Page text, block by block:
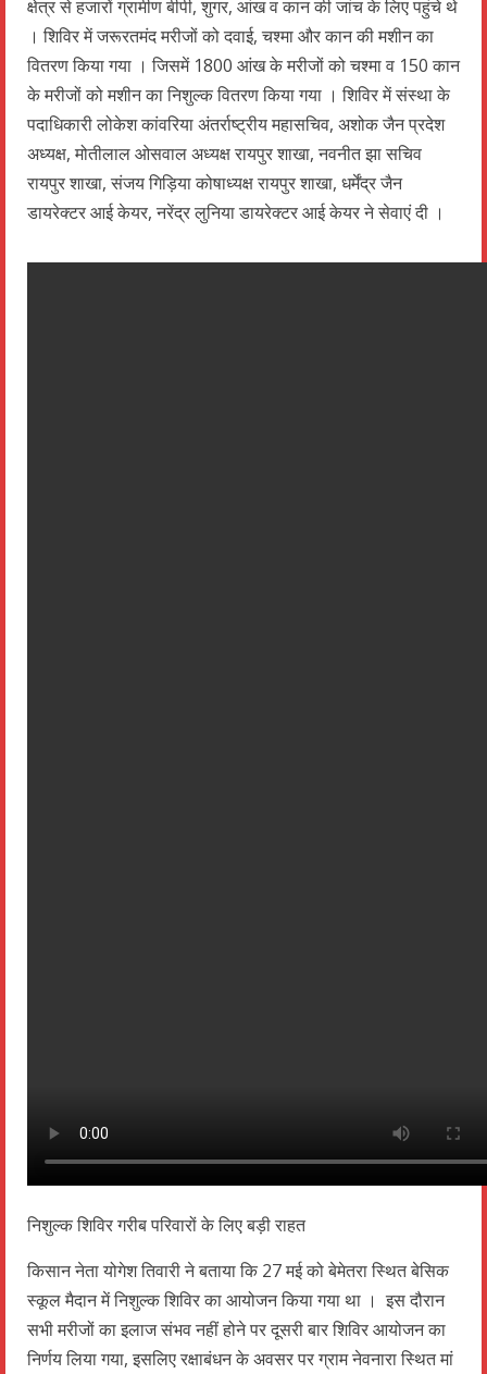
क्षेत्र से हजारों ग्रामीण बीपी, शुगर, आंख व कान की जांच के लिए पहुंचे थे
। शिविर में जरूरतमंद मरीजों को दवाई, चश्मा और कान की मशीन का
वितरण किया गया । जिसमें 1800 आंख के मरीजों को चश्मा व 150 कान
के मरीजों को मशीन का निशुल्क वितरण किया गया । शिविर में संस्था के
पदाधिकारी लोकेश कांवरिया अंतर्राष्ट्रीय महासचिव, अशोक जैन प्रदेश
अध्यक्ष, मोतीलाल ओसवाल अध्यक्ष रायपुर शाखा, नवनीत झा सचिव
रायपुर शाखा, संजय गिड़िया कोषाध्यक्ष रायपुर शाखा, धर्मेंद्र जैन
डायरेक्टर आई केयर, नरेंद्र लुनिया डायरेक्टर आई केयर ने सेवाएं दी ।
निशुल्क शिविर गरीब परिवारों के लिए बड़ी राहत
किसान नेता योगेश तिवारी ने बताया कि 27 मई को बेमेतरा स्थित बेसिक
स्कूल मैदान में निशुल्क शिविर का आयोजन किया गया था । इस दौरान
सभी मरीजों का इलाज संभव नहीं होने पर दूसरी बार शिविर आयोजन का
निर्णय लिया गया, इसलिए रक्षाबंधन के अवसर पर ग्राम नेवनारा स्थित मां